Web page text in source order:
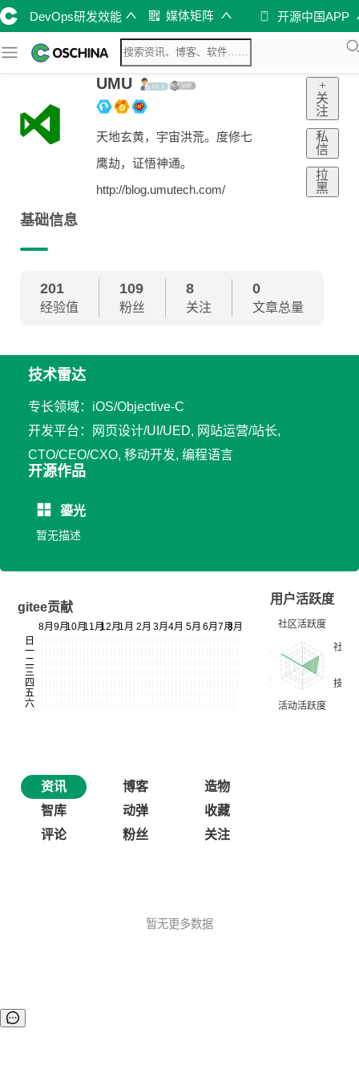
DevOps研发效能 媒体矩阵 开源中国APP
UMU
天地玄黄，宇宙洪荒。度修七
鹰劫，证悟神通。
http://blog.umutech.com/
+
关
注
私
信
拉
黑
基础信息
201
经验值
109
粉丝
8
关注
0
文章总量
技术雷达
专长领域：iOS/Objective-C
开发平台：网页设计/UI/UED, 网站运营/站长,
CTO/CEO/CXO, 移动开发, 编程语言
开源作品
鎏光
暂无描述
gitee贡献
用户活跃度
资讯 博客
造物
智库
动弹
收藏
评论
粉丝 关注
暂无更多数据